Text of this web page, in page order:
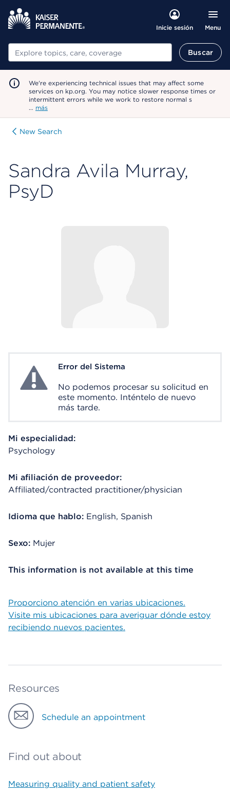
Inicie sesión Menu
Buscar Buscar
We're experiencing technical issues that may affect some
services on kp.org. You may notice slower response times or
intermittent errors while we work to restore normal s
… más
New Search
Sandra Avila Murray,
PsyD
System ErrorError del Sistema
No podemos procesar su solicitud en
este momento. Inténtelo de nuevo
más tarde.
Mi especialidad:
Psychology
Mi afiliación de proveedor:
Affiliated/contracted practitioner/physician
Idioma que hablo: English, Spanish
Sexo: Mujer
This information is not available at this time
Proporciono atención en varias ubicaciones.
Visite mis ubicaciones para averiguar dónde estoy
recibiendo nuevos pacientes.
Resources
Schedule an appointment
Find out about
Measuring quality and patient safety